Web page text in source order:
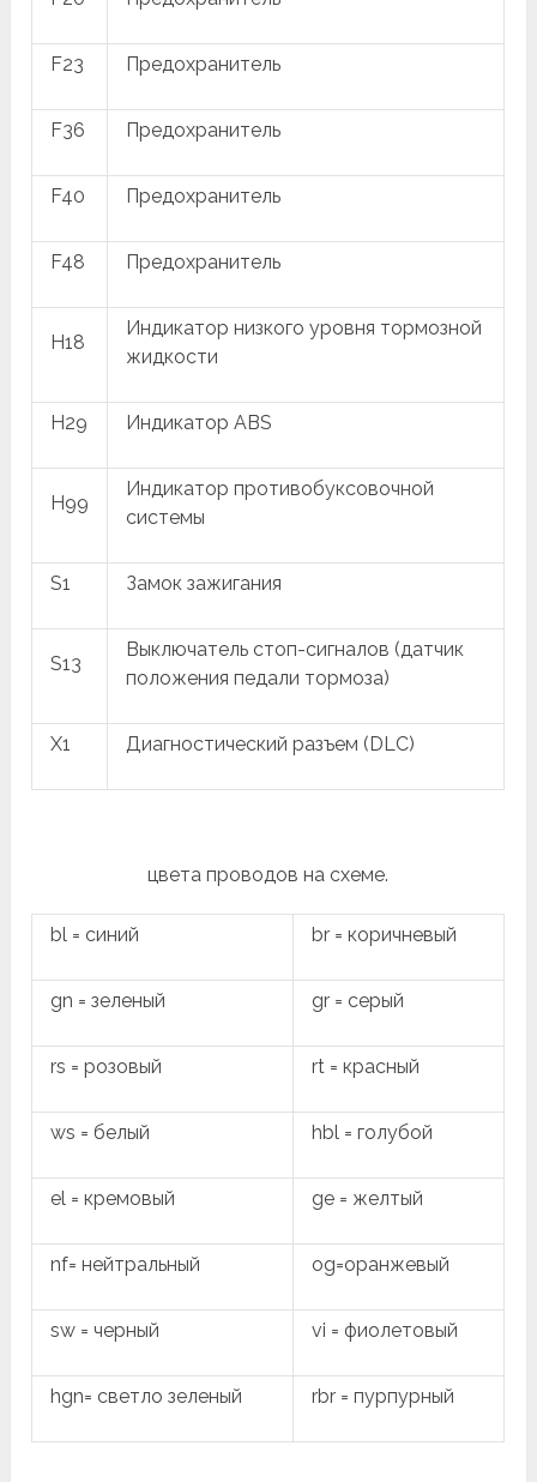
F23 Предохранитель
F36 Предохранитель
F40 Предохранитель
F48 Предохранитель
H18
Индикатор низкого уровня тормозной
жидкости
H29 Индикатор ABS
H99
Индикатор противобуксовочной
системы
S1 Замок зажигания
S13
Выключатель стоп-сигналов (датчик
положения педали тормоза)
X1 Диагностический разъем (DLC)
цвета проводов на схеме.
bl = синий br = коричневый
gn = зеленый gr = серый
rs = розовый rt = красный
ws = белый hbl = голубой
el = кремовый ge = желтый
nf= нейтральный og=оранжевый
sw = черный vi = фиолетовый
hgn= светло зеленый rbr = пурпурный